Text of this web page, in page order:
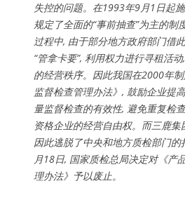
失控的问题。在1993年9月1日起
规定了全面的“事前抽查”为主的制
过程中, 由于部分地方政府部门借
“管拿卡要”, 利用权力进行寻租活
的经营秩序。因此我国在2000年
监督检查管理办法》, 鼓励企业提
量监督检查的有效性, 避免重复检
资格企业的经营自由权。而三鹿集
因此逃脱了中央和地方质检部门
月18日, 国家质检总局决定对《产
理办法》予以废止。